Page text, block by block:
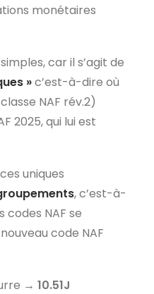
monétaires
car il s’agit de
»c’est-à-dire où
NAF rév.2)
2025, qui lui est
uniques
, c’est-à-
codes NAF se
code NAF
→ 10.51J